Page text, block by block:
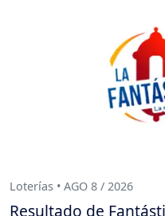
Loterías • AGO 8 / 2026
Resultado de